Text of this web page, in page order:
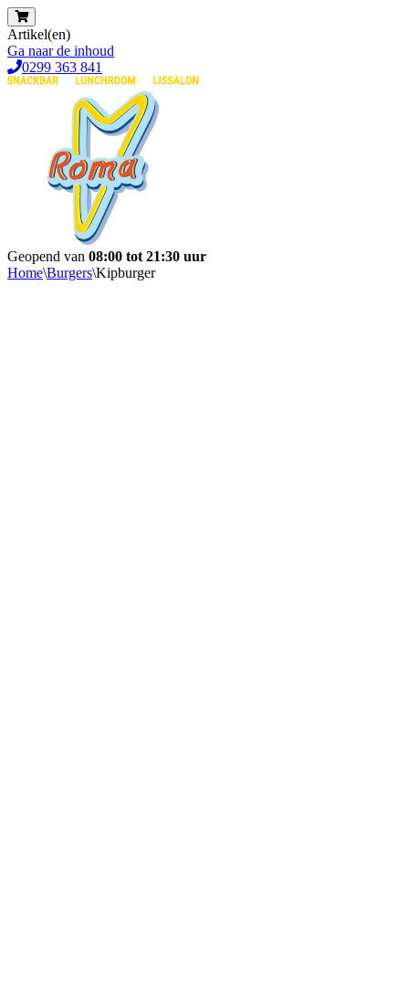
Artikel(en)
Ga naar de inhoud
0299 363 841
Geopend van 08:00 tot 21:30 uur
Home\Burgers\Kipburger